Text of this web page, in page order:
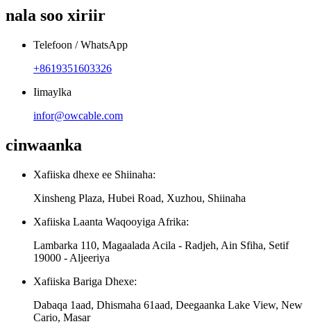
nala soo xiriir
Telefoon / WhatsApp
+8619351603326
Iimaylka
infor@owcable.com
cinwaanka
Xafiiska dhexe ee Shiinaha:
Xinsheng Plaza, Hubei Road, Xuzhou, Shiinaha
Xafiiska Laanta Waqooyiga Afrika:
Lambarka 110, Magaalada Acila - Radjeh, Ain Sfiha, Setif
19000 - Aljeeriya
Xafiiska Bariga Dhexe:
Dabaqa 1aad, Dhismaha 61aad, Deegaanka Lake View, New
Cario, Masar